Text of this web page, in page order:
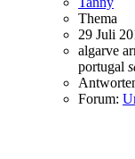
Thema
29 Juli
algarve
portugal
Forum: